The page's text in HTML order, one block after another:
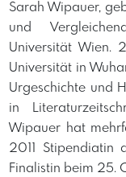
Sarah Wipauer,
und
Universität Wien.
Universität in
Urgeschichte und
in
Wipauer hat
2011 Stipendiatin
Finalistin beim 25.